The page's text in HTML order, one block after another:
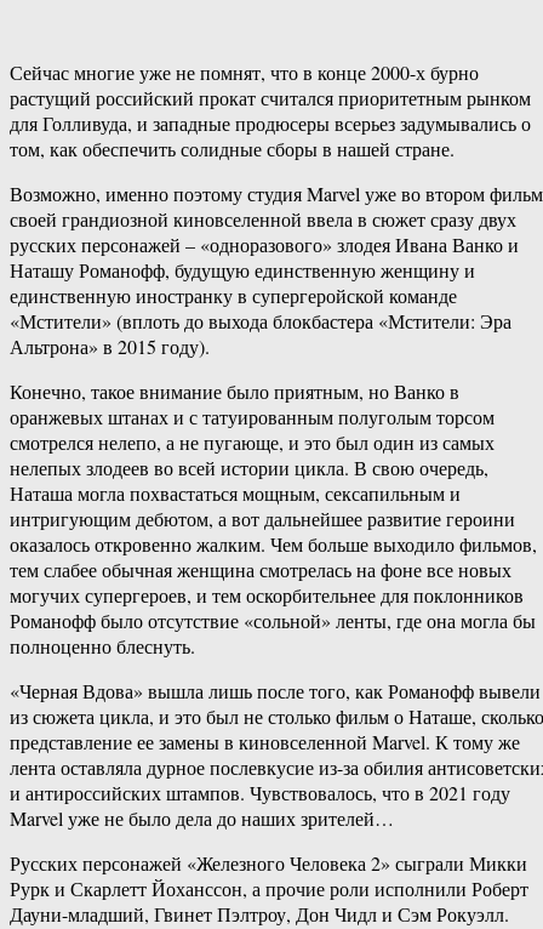
Сейчас многие уже не помнят, что в конце 2000-х бурно
растущий российский прокат считался приоритетным рынком
для Голливуда, и западные продюсеры всерьез задумывались о
том, как обеспечить солидные сборы в нашей стране.
Возможно, именно поэтому студия Marvel уже во втором
своей грандиозной киновселенной ввела в сюжет сразу двух
русских персонажей – «одноразового» злодея Ивана Ванко и
Наташу Романофф, будущую единственную женщину и
единственную иностранку в супергеройской команде
«Мстители» (вплоть до выхода блокбастера «Мстители: Эра
Альтрона» в 2015 году).
Конечно, такое внимание было приятным, но Ванко в
оранжевых штанах и с татуированным полуголым торсом
смотрелся нелепо, а не пугающе, и это был один из самых
нелепых злодеев во всей истории цикла. В свою очередь,
Наташа могла похвастаться мощным, сексапильным и
интригующим дебютом, а вот дальнейшее развитие героини
оказалось откровенно жалким. Чем больше выходило фильмов,
тем слабее обычная женщина смотрелась на фоне все новых
могучих супергероев, и тем оскорбительнее для поклонников
Романофф было отсутствие «сольной» ленты, где она могла бы
полноценно блеснуть.
«Черная Вдова» вышла лишь после того, как Романофф вывели
из сюжета цикла, и это был не столько фильм о Наташе, сколько
представление ее замены в киновселенной Marvel. К тому же
лента оставляла дурное послевкусие из-за обилия
и антироссийских штампов. Чувствовалось, что в 2021 году
Marvel уже не было дела до наших зрителей…
Русских персонажей «Железного Человека 2» сыграли Микки
Рурк и Скарлетт Йоханссон, а прочие роли исполнили Роберт
Дауни-младший, Гвинет Пэлтроу, Дон Чидл и Сэм Рокуэлл.